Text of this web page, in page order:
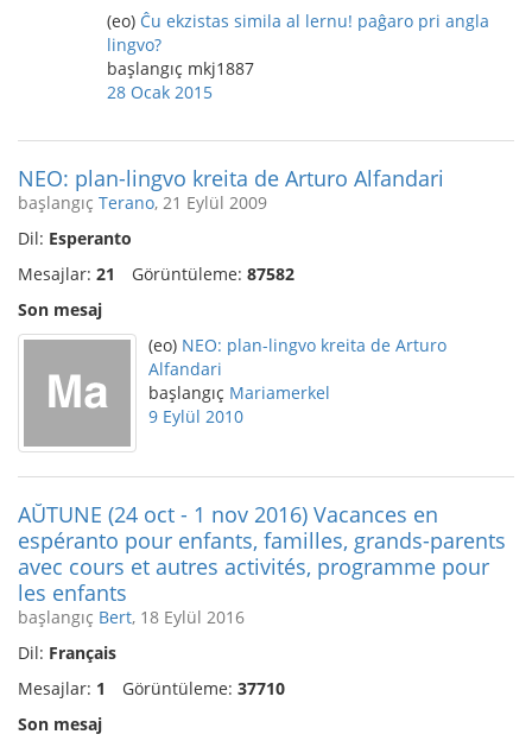
(eo) Ĉu ekzistas simila al lernu! paĝaro pri angla
lingvo?
başlangıç mkj1887
28 Ocak 2015
NEO: plan-lingvo kreita de Arturo Alfandari
başlangıç Terano, 21 Eylül 2009
Dil: Esperanto
Mesajlar: 21 Görüntüleme: 87582
Son mesaj
(eo) NEO: plan-lingvo kreita de Arturo
Alfandari
başlangıç Mariamerkel
9 Eylül 2010
AŬTUNE (24 oct - 1 nov 2016) Vacances en
espéranto pour enfants, familles, grands-parents
avec cours et autres activités, programme pour
les enfants
başlangıç Bert, 18 Eylül 2016
Dil: Français
Mesajlar: 1 Görüntüleme: 37710
Son mesaj